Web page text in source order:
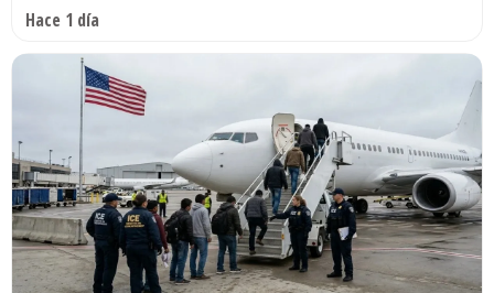
Hace 1 día